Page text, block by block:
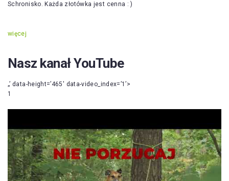
Schronisko. Każda złotówka jest cenna : )
więcej
Nasz kanał YouTube
„’ data-height=’465′ data-video_index=’1’>
1